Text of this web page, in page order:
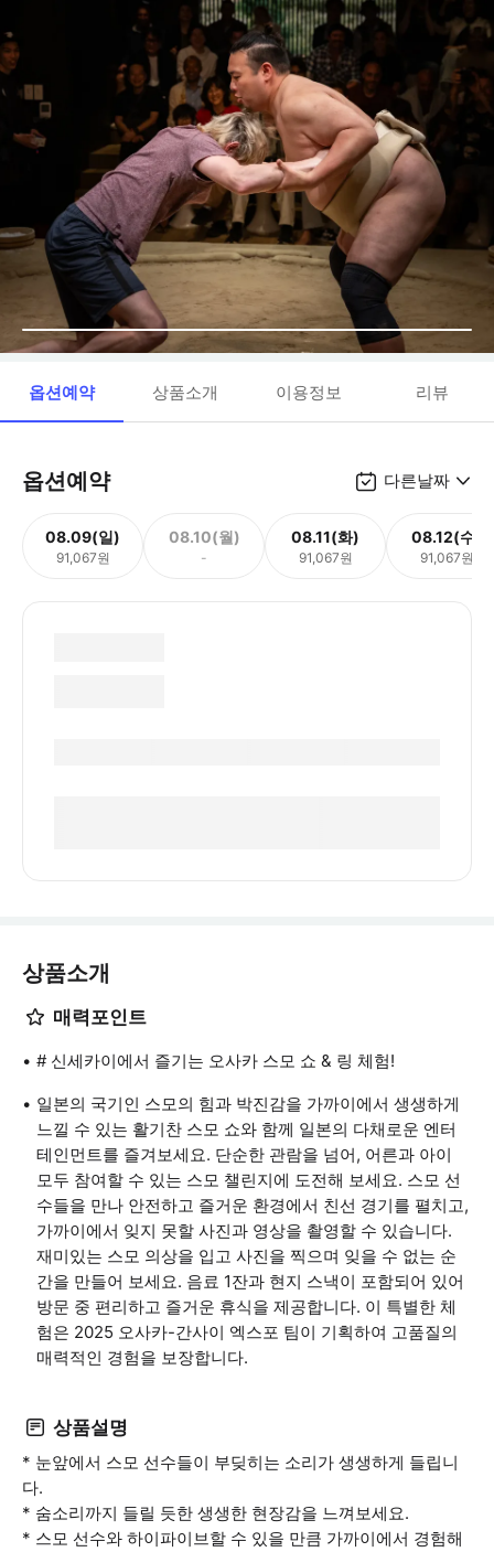
옵션예약 상품소개 이용정보 리뷰
옵션예약 다른날짜
08.09(일)
91,067원
08.10(월)
-
08.11(화)
91,067원
08.12(수)
91,067원
상품소개
매력포인트
# 신세카이에서 즐기는 오사카 스모 쇼 & 링 체험!
일본의 국기인 스모의 힘과 박진감을 가까이에서 생생하게
느낄 수 있는 활기찬 스모 쇼와 함께 일본의 다채로운 엔터
테인먼트를 즐겨보세요. 단순한 관람을 넘어, 어른과 아이
모두 참여할 수 있는 스모 챌린지에 도전해 보세요. 스모 선
수들을 만나 안전하고 즐거운 환경에서 친선 경기를 펼치고,
가까이에서 잊지 못할 사진과 영상을 촬영할 수 있습니다.
재미있는 스모 의상을 입고 사진을 찍으며 잊을 수 없는 순
간을 만들어 보세요. 음료 1잔과 현지 스낵이 포함되어 있어
방문 중 편리하고 즐거운 휴식을 제공합니다. 이 특별한 체
험은 2025 오사카-간사이 엑스포 팀이 기획하여 고품질의
매력적인 경험을 보장합니다.
상품설명
* 눈앞에서 스모 선수들이 부딪히는 소리가 생생하게 들립니
다.
* 숨소리까지 들릴 듯한 생생한 현장감을 느껴보세요.
* 스모 선수와 하이파이브할 수 있을 만큼 가까이에서 경험해